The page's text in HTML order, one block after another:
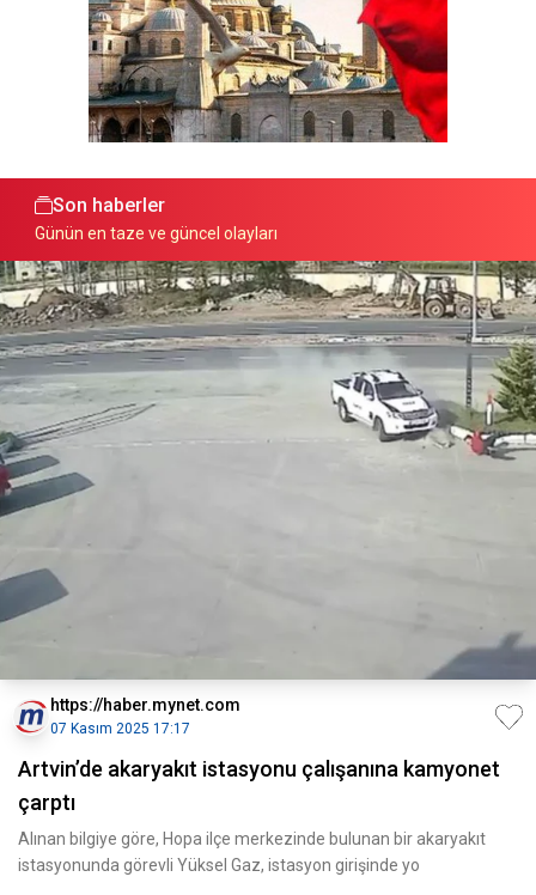
Son haberler
Günün en taze ve güncel olayları
https://haber.mynet.com
07 Kasım 2025 17:17
Artvin’de akaryakıt istasyonu çalışanına kamyonet
çarptı
Alınan bilgiye göre, Hopa ilçe merkezinde bulunan bir akaryakıt
istasyonunda görevli Yüksel Gaz, istasyon girişinde yo